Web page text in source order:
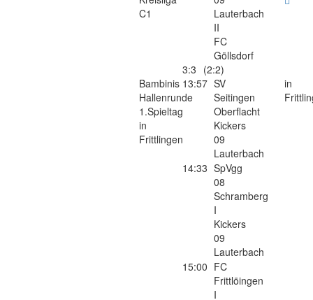
C1
Lauterbach
II
FC
Göllsdorf
3:3 (2:2)
Bambinis
Hallenrunde
1.Spieltag
in
Frittlingen
13:57 SV
Seitingen
Oberflacht
Kickers
09
Lauterbach
14:33 SpVgg
08
Schramberg
I
Kickers
09
Lauterbach
15:00 FC
Frittlöingen
I
in